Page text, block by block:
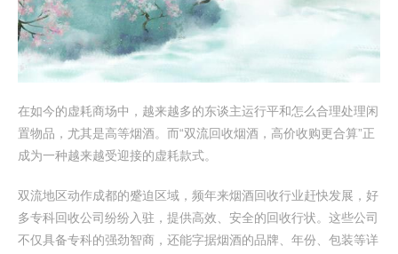
在如今的虚耗商场中，越来越多的东谈主运行平和怎么合理处理闲
置物品，尤其是高等烟酒。而“双流回收烟酒，高价收购更合算”正
成为一种越来越受迎接的虚耗款式。
双流地区动作成都的蹙迫区域，频年来烟酒回收行业赶快发展，好
多专科回收公司纷纷入驻，提供高效、安全的回收行状。这些公司
不仅具备专科的强劲智商，还能字据烟酒的品牌、年份、包装等详